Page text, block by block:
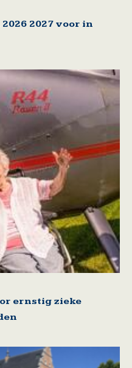
2027 voor in
ernstig zieke